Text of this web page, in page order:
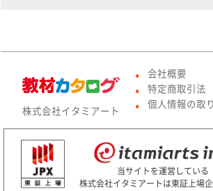
株式会社イタミアート
● 会社概要
● 特定商取引法
● 個人情報の取
当サイトを運営している
株式会社イタミアートは東証上場企